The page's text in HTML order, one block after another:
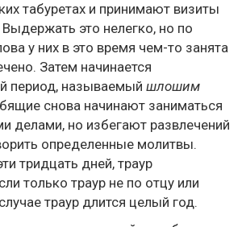
табуретах и принимают визиты
это нелегко, но по
у них в это время чем-то занята
Затем начинается
период, называемый шлошим
снова начинают заниматься
делами, но избегают развлечений
определенные молитвы.
тридцать дней, траур
только траур не по отцу или
траур длится целый год.